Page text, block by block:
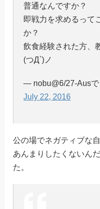
普通なんですか？
即戦力を求めるって
か？
飲食経験された方、
(つД`)ノ
— nobu@6/27-Aus
July 22, 2016
公の場でネガティブな
あんまりしたくないん
た。